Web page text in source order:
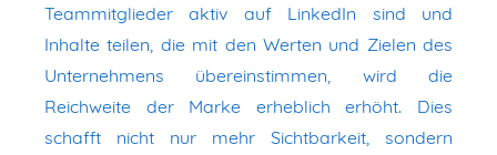
Teammitglieder aktiv auf LinkedIn sind und
Inhalte teilen, die mit den Werten und Zielen des
Unternehmens übereinstimmen, wird die
Reichweite der Marke erheblich erhöht. Dies
schafft nicht nur mehr Sichtbarkeit, sondern